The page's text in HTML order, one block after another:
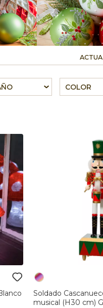
COLOR
Soldado
musical (H30 cm)